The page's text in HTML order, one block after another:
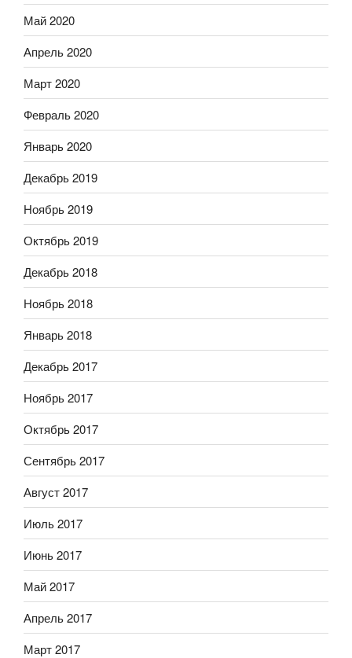
Май 2020
Апрель 2020
Март 2020
Февраль 2020
Январь 2020
Декабрь 2019
Ноябрь 2019
Октябрь 2019
Декабрь 2018
Ноябрь 2018
Январь 2018
Декабрь 2017
Ноябрь 2017
Октябрь 2017
Сентябрь 2017
Август 2017
Июль 2017
Июнь 2017
Май 2017
Апрель 2017
Март 2017